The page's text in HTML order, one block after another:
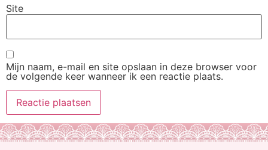
Site
Mijn naam, e-mail en site opslaan in deze browser voor
de volgende keer wanneer ik een reactie plaats.